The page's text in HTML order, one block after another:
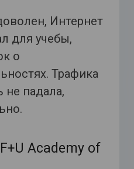
Интернет
для учебы,
о
Трафика
не падала,
Academy of